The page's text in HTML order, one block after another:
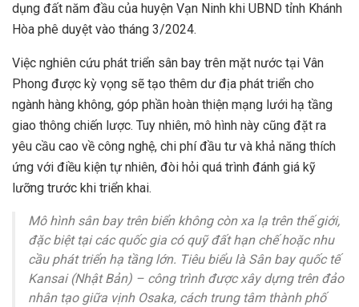
dụng đất năm đầu của huyện Vạn Ninh khi UBND tỉnh Khánh
Hòa phê duyệt vào tháng 3/2024.
Việc nghiên cứu phát triển sân bay trên mặt nước tại Vân
Phong được kỳ vọng sẽ tạo thêm dư địa phát triển cho
ngành hàng không, góp phần hoàn thiện mạng lưới hạ tầng
giao thông chiến lược. Tuy nhiên, mô hình này cũng đặt ra
yêu cầu cao về công nghệ, chi phí đầu tư và khả năng thích
ứng với điều kiện tự nhiên, đòi hỏi quá trình đánh giá kỹ
lưỡng trước khi triển khai.
Mô hình sân bay trên biển không còn xa lạ trên thế giới,
đặc biệt tại các quốc gia có quỹ đất hạn chế hoặc nhu
cầu phát triển hạ tầng lớn. Tiêu biểu là Sân bay quốc tế
Kansai (Nhật Bản) – công trình được xây dựng trên đảo
nhân tạo giữa vịnh Osaka, cách trung tâm thành phố